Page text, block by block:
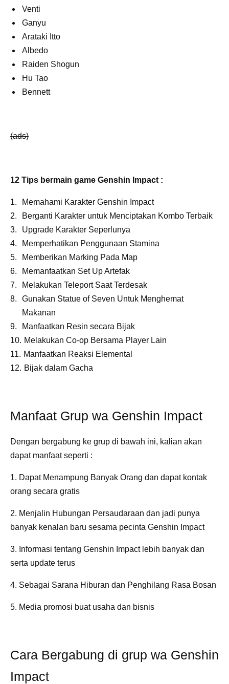
Venti
Ganyu
Arataki Itto
Albedo
Raiden Shogun
Hu Tao
Bennett
(ads)
12 Tips bermain game Genshin Impact :
Memahami Karakter Genshin Impact
Berganti Karakter untuk Menciptakan Kombo Terbaik
Upgrade Karakter Seperlunya
Memperhatikan Penggunaan Stamina
Memberikan Marking Pada Map
Memanfaatkan Set Up Artefak
Melakukan Teleport Saat Terdesak
Gunakan Statue of Seven Untuk Menghemat
Makanan
Manfaatkan Resin secara Bijak
Melakukan Co-op Bersama Player Lain
Manfaatkan Reaksi Elemental
Bijak dalam Gacha
Manfaat Grup wa Genshin Impact
Dengan bergabung ke grup di bawah ini, kalian akan
dapat manfaat seperti :
1. Dapat Menampung Banyak Orang dan dapat kontak
orang secara gratis
2. Menjalin Hubungan Persaudaraan dan jadi punya
banyak kenalan baru sesama pecinta Genshin Impact
3. Informasi tentang Genshin Impact lebih banyak dan
serta update terus
4. Sebagai Sarana Hiburan dan Penghilang Rasa Bosan
5. Media promosi buat usaha dan bisnis
Cara Bergabung di grup wa Genshin
Impact